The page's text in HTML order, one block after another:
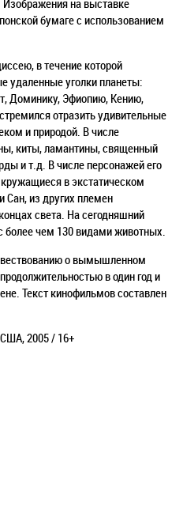
бумаге с использованием
в течение которой
удаленные уголки планеты:
Доминику, Эфиопию, Кению,
отразить удивительные
и природой. В числе
киты, ламантины, священный
и т.д. В числе персонажей его
в экстатическом
из других племен
света. На сегодняшний
более чем 130 видами животных.
о вымышленном
в один год и
Текст кинофильмов составлен
2005 / 16+